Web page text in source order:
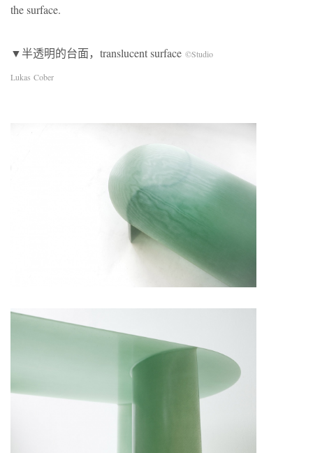
the surface.
▼半透明的台面，translucent surface ©Studio
Lukas Cober